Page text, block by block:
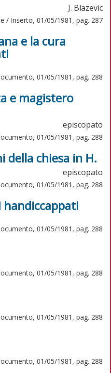
J. Blazevic
/ Inserto, 01/05/1981, pag. 287
e la cura
01/05/1981, pag. 288
e magistero
episcopato
01/05/1981, pag. 288
della chiesa in H.
episcopato
01/05/1981, pag. 288
handiccappati
01/05/1981, pag. 288
01/05/1981, pag. 288
01/05/1981, pag. 288
01/05/1981, pag. 288